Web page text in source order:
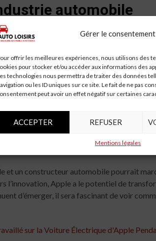
Gérer le consentement
offrir les meilleures expériences, nous utilisons des
pour stocker et/ou accéder aux informations des
technologies nous permettra de traiter des données
ou les ID uniques sur ce site. Le fait de ne pas
peut avoir un effet négatif sur certaines
ACCEPTER REFUSER
Mentions légales
automobile
répercussions majeures sur l’industrie
d’un véhicule. De plus, cela pourrait
paradigme dans le secteur.
ont été mitigées. Certains
à la capacité de l’entreprise à
cette alliance.
et un constructeur automobile pourrait
l’innovation, Apple a le potentiel de
d’émerger, il sera fascinant de voir
sur la Voiture Électrique d'Apple